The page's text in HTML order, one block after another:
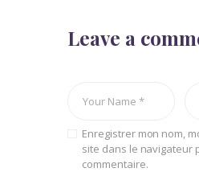
Leave a
Enregistrer mon nom,
site dans le navigateur
commentaire.